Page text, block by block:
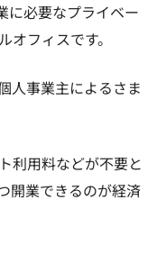
に必要なプライベー
オフィスです。
人事業主によるさま
利用料などが不要と
開業できるのが経済